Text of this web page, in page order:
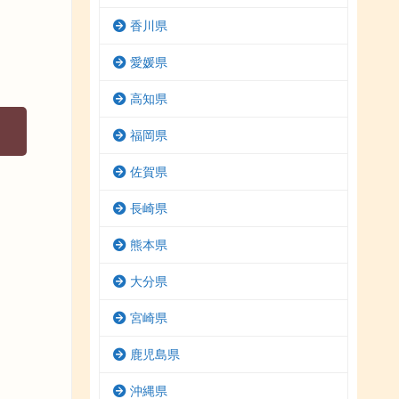
香川県
愛媛県
高知県
福岡県
佐賀県
長崎県
熊本県
大分県
宮崎県
鹿児島県
沖縄県